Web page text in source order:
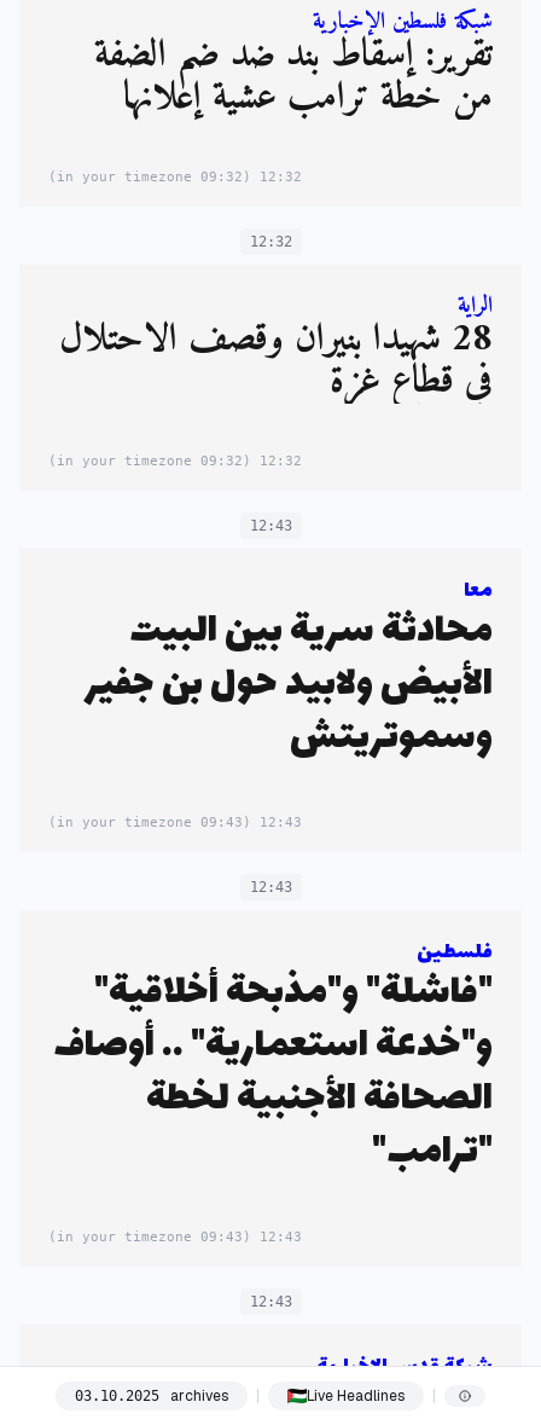
شبكة فلسطين الإخبارية
تقرير: إسقاط بند ضد ضم الضفة
من خطة ترامب عشية إعلانها
12:32
(09:32 in your timezone)
12:32
الراية 28 شهيدا بنيران وقصف الاحتلال
في قطاع غزة
12:32
(09:32 in your timezone)
12:43
معا
محادثة سرية بين البيت
الأبيض ولابيد حول بن جفير
وسموتريتش
12:43
(09:43 in your timezone)
12:43
فلسطين
"فاشلة" و"مذبحة أخلاقية"
و"خدعة استعمارية" .. أوصاف
الصحافة الأجنبية لخطة
"ترامب"
12:43
(09:43 in your timezone)
12:43
شبكة قدس الإخبارية
بالفيديو| اعتراض آخر سفينة
03. 10.2025 archives Live Headlines